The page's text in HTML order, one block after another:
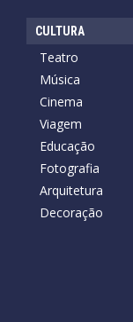
CULTURA
Teatro
Música
Cinema
Viagem
Educação
Fotografia
Arquitetura
Decoração